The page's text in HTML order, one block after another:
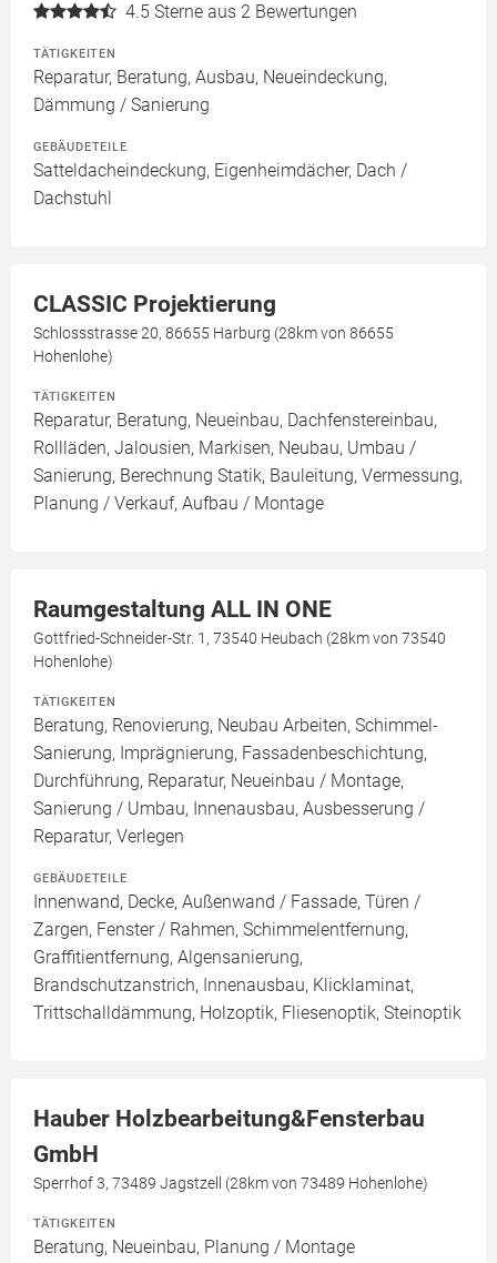
4.5 Sterne aus 2 Bewertungen
TÄTIGKEITEN
Reparatur, Beratung, Ausbau, Neueindeckung,
Dämmung / Sanierung
GEBÄUDETEILE
Satteldacheindeckung, Eigenheimdächer, Dach /
Dachstuhl
CLASSIC Projektierung
Schlossstrasse 20, 86655 Harburg (28km von 86655
Hohenlohe)
TÄTIGKEITEN
Reparatur, Beratung, Neueinbau, Dachfenstereinbau,
Rollläden, Jalousien, Markisen, Neubau, Umbau /
Sanierung, Berechnung Statik, Bauleitung, Vermessung,
Planung / Verkauf, Aufbau / Montage
Raumgestaltung ALL IN ONE
Gottfried-Schneider-Str. 1, 73540 Heubach (28km von 73540
Hohenlohe)
TÄTIGKEITEN
Beratung, Renovierung, Neubau Arbeiten, Schimmel-
Sanierung, Imprägnierung, Fassadenbeschichtung,
Durchführung, Reparatur, Neueinbau / Montage,
Sanierung / Umbau, Innenausbau, Ausbesserung /
Reparatur, Verlegen
GEBÄUDETEILE
Innenwand, Decke, Außenwand / Fassade, Türen /
Zargen, Fenster / Rahmen, Schimmelentfernung,
Graffitientfernung, Algensanierung,
Brandschutzanstrich, Innenausbau, Klicklaminat,
Trittschalldämmung, Holzoptik, Fliesenoptik, Steinoptik
Hauber Holzbearbeitung&Fensterbau
GmbH
Sperrhof 3, 73489 Jagstzell (28km von 73489 Hohenlohe)
TÄTIGKEITEN
Beratung, Neueinbau, Planung / Montage